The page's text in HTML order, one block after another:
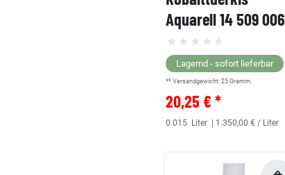
Aquarell 14 509 006
Lagernd - sofort lieferbar
** Versandgewicht: 25 Gramm.
20,25 € *
0.015 Liter | 1.350,00 € / Liter